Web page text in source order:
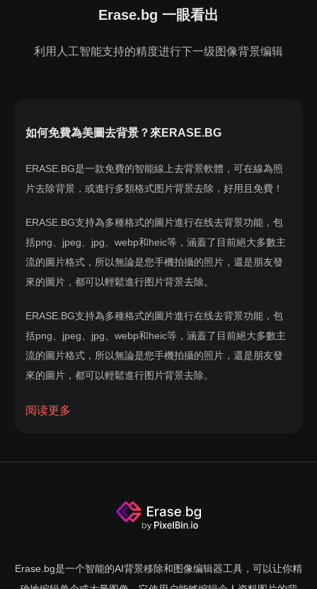
第五步：点击下载图片选项下载图片。
第五步：点击下载图片选项保存你的图片。
第三步：等待几秒钟，你的图像上传，当它上传时，人工智
第四步：在几秒钟内，你会有一个背景删除图像。然后，单
第一步：从PlayStore或AppStore下载Erase.bg应用程序，或
者访问Erase.bg的网站。
景颜色的图片。
步骤5：通过选择下载图像选项下载图像。
步骤1: 访问Erase.bg网站。
步骤3: 等待图片上传和处理完成。
Erase.bg 一眼看出
利用人工智能支持的精度进行下一级图像背景编辑
如何免費為美圖去背景？來ERASE.BG
ERASE.BG是一款免費的智能線上去背景軟體，可在線為照
片去除背景，或進行多類格式图片背景去除，好用且免費！
ERASE.BG支持為多種格式的圖片進行在线去背景功能，包
括png、jpeg、jpg、webp和heic等，涵蓋了目前絕大多數主
流的圖片格式，所以無論是您手機拍攝的照片，還是朋友發
來的圖片，都可以輕鬆進行图片背景去除。
ERASE.BG支持為多種格式的圖片進行在线去背景功能，包
括png、jpeg、jpg、webp和heic等，涵蓋了目前絕大多數主
流的圖片格式，所以無論是您手機拍攝的照片，還是朋友發
來的圖片，都可以輕鬆進行图片背景去除。
ERASE.BG還是一款應用廣泛的背景去除工具，除了支持線
無論網頁版ERASE.BG或安裝於設備中的ERASE.BG去背景
片放入到軟體中，軟體會自動進行ai去除背景，智能選擇，快
速又精確。
阅读更多
Erase.bg是一个智能的AI背景移除和图像编辑器工具，可以让你精